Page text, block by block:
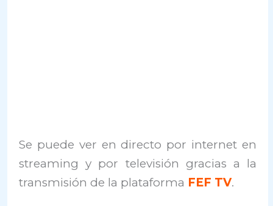
Se puede ver en directo por internet en
streaming y por televisión gracias a la
transmisión de la plataforma FEF TV.